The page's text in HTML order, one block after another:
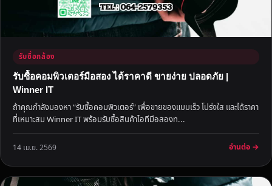
รับซื้อกล้อง
รับซื้อคอมพิวเตอร์มือสอง ได้ราคาดี ขายง่าย ปลอดภัย |
Winner IT
ถ้าคุณกำลังมองหา “รับซื้อคอมพิวเตอร์” เพื่อขายของแบบเร็ว โปร่งใส และได้ราคา
ที่เหมาะสม Winner IT พร้อมรับซื้อสินค้าไอทีมือสองท...
14 เม.ย. 2569 อ่านต่อ →